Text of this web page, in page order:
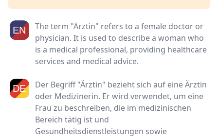
The term "Ärztin" refers to a female doctor or
physician. It is used to describe a woman who
is a medical professional, providing healthcare
services and medical advice.
Der Begriff "Ärztin" bezieht sich auf eine Ärztin
oder Medizinerin. Er wird verwendet, um eine
Frau zu beschreiben, die im medizinischen
Bereich tätig ist und
Gesundheitsdienstleistungen sowie